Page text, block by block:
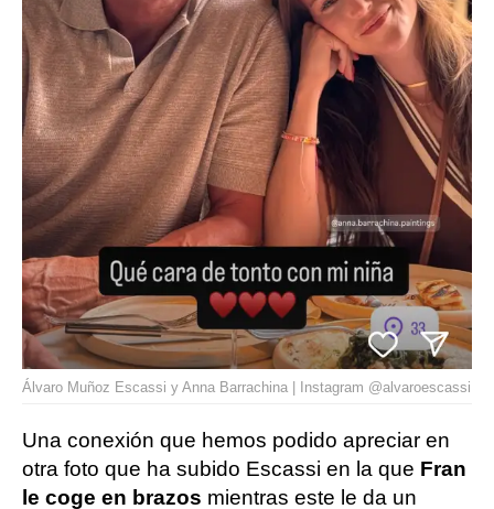
Álvaro Muñoz Escassi y Anna Barrachina | Instagram @alvaroescassi
Una conexión que hemos podido apreciar en
otra foto que ha subido Escassi en la que Fran
le coge en brazos mientras este le da un